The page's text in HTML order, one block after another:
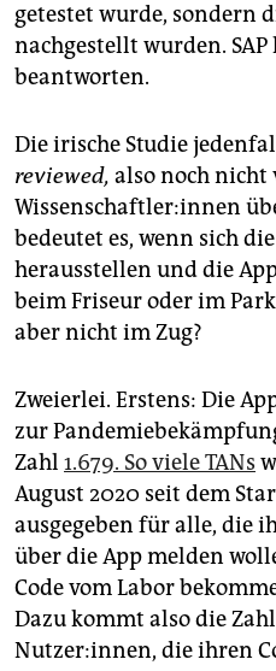
getestet wurde, sondern
nachgestellt wurden.
beantworten.
Die irische Studie
reviewed, also noch nicht
Wissenschaftler:innen
bedeutet es, wenn sich
herausstellen und die
beim Friseur oder im
aber nicht im Zug?
Zweierlei. Erstens: Die
zur
Zahl 1.679. So viele TANs
August 2020 seit dem
ausgegeben für alle, die
über die App melden
Code vom Labor
Dazu kommt also die
Nut­ze­r:in­nen, die ihren